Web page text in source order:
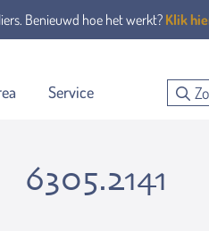
Benieuwd hoe het werkt?Klik
Service
6305.2141